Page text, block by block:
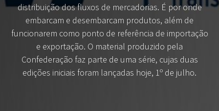
distribuição dos fluxos de mercadorias. É por onde
embarcam e desembarcam produtos, além de
funcionarem como ponto de referência de importação
e exportação. O material produzido pela
Confederação faz parte de uma série, cujas duas
edições iniciais foram lançadas hoje, 1º de julho.